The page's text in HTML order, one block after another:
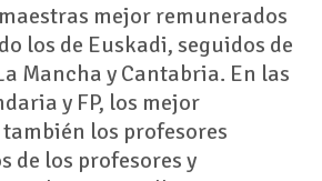
mejor remunerados
los de Euskadi, seguidos de
Mancha y Cantabria. En las
y FP, los mejor
los profesores
de los profesores y